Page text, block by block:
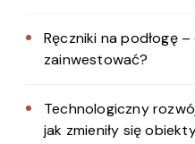
Ręczniki na podłogę
zainwestować?
Technologiczny
jak zmieniły się